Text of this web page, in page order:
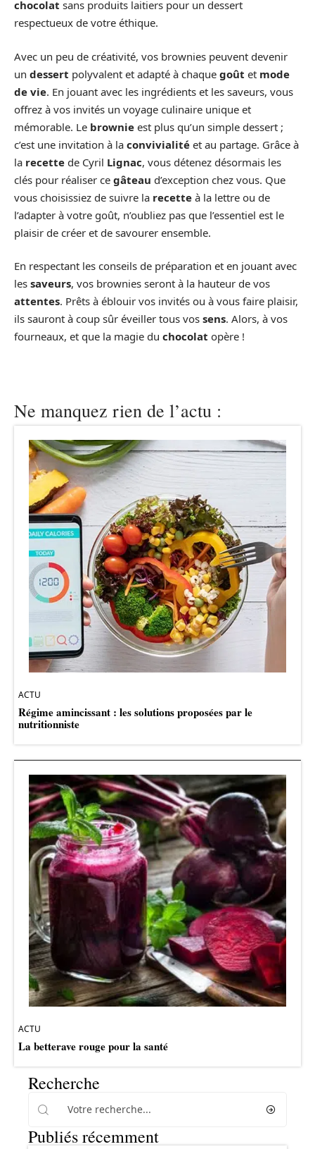
chocolat sans produits laitiers pour un dessert
respectueux de votre éthique.
Avec un peu de créativité, vos brownies peuvent devenir
un dessert polyvalent et adapté à chaque goût et mode
de vie. En jouant avec les ingrédients et les saveurs, vous
offrez à vos invités un voyage culinaire unique et
mémorable. Le brownie est plus qu’un simple dessert ;
c’est une invitation à la convivialité et au partage. Grâce à
la recette de Cyril Lignac, vous détenez désormais les
clés pour réaliser ce gâteau d’exception chez vous. Que
vous choisissiez de suivre la recette à la lettre ou de
l’adapter à votre goût, n’oubliez pas que l’essentiel est le
plaisir de créer et de savourer ensemble.
En respectant les conseils de préparation et en jouant avec
les saveurs, vos brownies seront à la hauteur de vos
attentes. Prêts à éblouir vos invités ou à vous faire plaisir,
ils sauront à coup sûr éveiller tous vos sens. Alors, à vos
fourneaux, et que la magie du chocolat opère !
Ne manquez rien de l’actu :
ACTU
Régime amincissant : les solutions proposées par le
nutritionniste
ACTU
La betterave rouge pour la santé
Recherche
Publiés récemment